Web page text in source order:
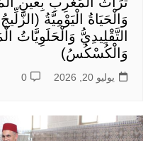
وَالْحَيَاةُ الْيَوْمِيَّةُ
التَّقْلِيدِيُّ وَالْحَلَوِيَّاتُ
وَالْكُسْكُسُ)
يوليو 20, 2026 0